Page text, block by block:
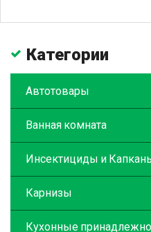
Категории
Автотовары
Ванная комната
Инсектициды и
Карнизы
Кухонные